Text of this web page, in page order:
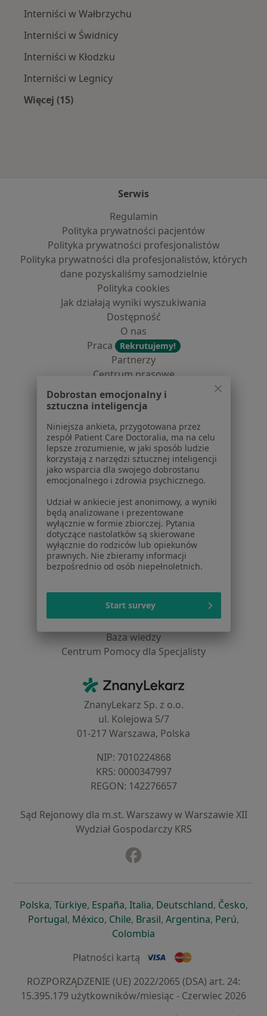
Interniści w Wałbrzychu
Interniści w Świdnicy
Interniści w Kłodzku
Interniści w Legnicy
Więcej (15)
Serwis
Regulamin
Polityka prywatności pacjentów
Polityka prywatności profesjonalistów
Polityka prywatności dla profesjonalistów, których
dane pozyskaliśmy samodzielnie
Polityka cookies
Jak działają wyniki wyszukiwania
Dostępność
O nas
Praca
Rekrutujemy!
Partnerzy
Centrum prasowe
Kontakt
Dla pacjentów
Lekarze
Placówki medyczne
Pytania i odpowiedzi
Usługi i zabiegi
Pomoc
Aplikacje mobilne
Blog dla pacjentów
Dla profesjonalistów
Dla lekarzy
Dla placówek medycznych
Noa Notes
Baza wiedzy
Centrum Pomocy dla Specjalisty
ZnanyLekarz - Strona główna
ZnanyLekarz Sp. z o.o.
ul. Kolejowa 5/7
01-217 Warszawa, Polska
NIP: ⁠7010224868
KRS: ⁠0000347997
REGON: ⁠142276657
Sąd Rejonowy dla m.st. Warszawy w Warszawie XII
Wydział Gospodarczy KRS
Polskaotwiera się w nowej karcie
, Türkiyeotwiera się w nowej karcie
, Españaotwiera się w nowej karcie
, Italiaotwiera się w nowej
, Deutschlandotwiera się
, Česko,
Portugalotwiera się w nowej karcie
, Méxicootwiera się w nowej karcie
, Chileotwiera się w nowej karcie
, Brasilotwiera się w nowej
, Argentinaotwiera się
, Perú,
Colombia
Płatności kartą
ROZPORZĄDZENIE (UE) 2022/2065 (DSA) art. 24:
15.395.179 użytkowników/miesiąc - Czerwiec 2026
Dobrostan emocjonalny i
sztuczna inteligencja
Niniejsza ankieta, przygotowana przez
zespół Patient Care Doctoralia, ma na celu
lepsze zrozumienie, w jaki sposób ludzie
korzystają z narzędzi sztucznej inteligencji
jako wsparcia dla swojego dobrostanu
emocjonalnego i zdrowia psychicznego.
Udział w ankiecie jest anonimowy, a wyniki
będą analizowane i prezentowane
wyłącznie w formie zbiorczej. Pytania
dotyczące nastolatków są skierowane
wyłącznie do rodziców lub opiekunów
prawnych. Nie zbieramy informacji
bezpośrednio od osób niepełnoletnich.
Start survey